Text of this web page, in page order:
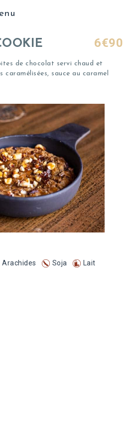
6€90
de chocolat servi chaud et
caramélisées, sauce au caramel
Arachides Soja Lait